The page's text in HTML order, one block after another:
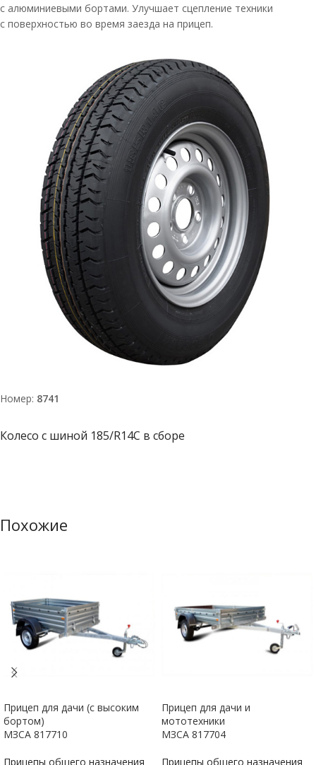
с алюминиевыми бортами. Улучшает сцепление техники
с поверхностью во время заезда на прицеп.
Номер: 8741
Колесо с шиной 185/R14С в сборе
Похожие
Прицеп для дачи (с высоким
бортом)
МЗСА 817710
Прицепы общего назначения
Прицеп для дачи и
мототехники
МЗСА 817704
Прицепы общего назначения